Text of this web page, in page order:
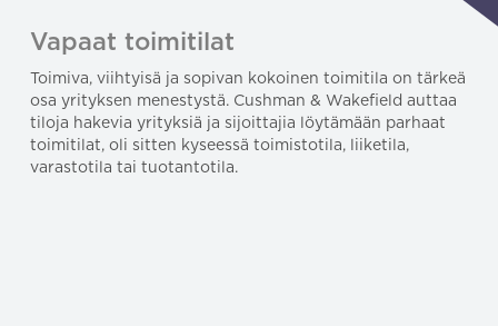
Vapaat toimitilat
Toimiva, viihtyisä ja sopivan kokoinen toimitila on tärkeä
osa yrityksen menestystä. Cushman & Wakefield auttaa
tiloja hakevia yrityksiä ja sijoittajia löytämään parhaat
toimitilat, oli sitten kyseessä toimistotila, liiketila,
varastotila tai tuotantotila.